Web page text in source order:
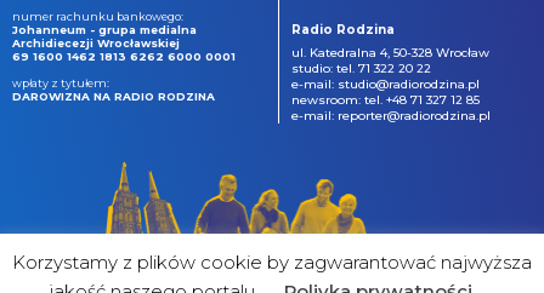
numer rachunku bankowego:
Johanneum - grupa medialna
Archidiecezji Wrocławskiej
69 1600 1462 1813 6262 6000 0001
wpłaty z tytułem:
DAROWIZNA NA RADIO RODZINA
Radio Rodzina
ul. Katedralna 4, 50-328 Wrocław
studio: tel. 71 322 20 22
e-mail: studio@radiorodzina.pl
newsroom: tel. +48 71 327 12 85
e-mail: reporter@radiorodzina.pl
Korzystamy z plików cookie by zagwarantować najwyższa